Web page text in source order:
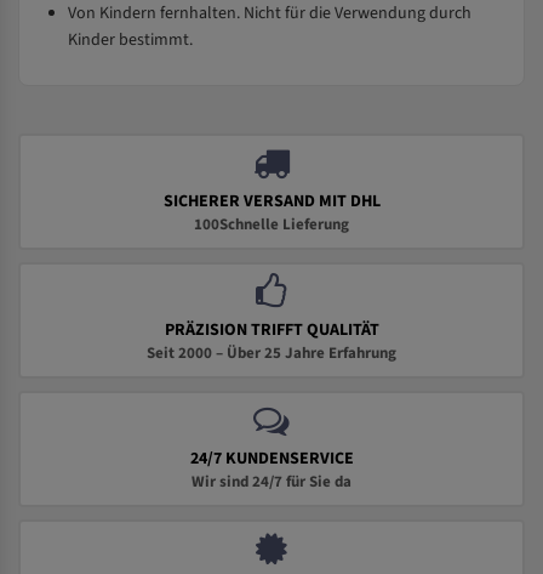
Von Kindern fernhalten. Nicht für die Verwendung durch
Kinder bestimmt.
SICHERER VERSAND MIT DHL
100Schnelle Lieferung
PRÄZISION TRIFFT QUALITÄT
Seit 2000 – Über 25 Jahre Erfahrung
24/7 KUNDENSERVICE
Wir sind 24/7 für Sie da